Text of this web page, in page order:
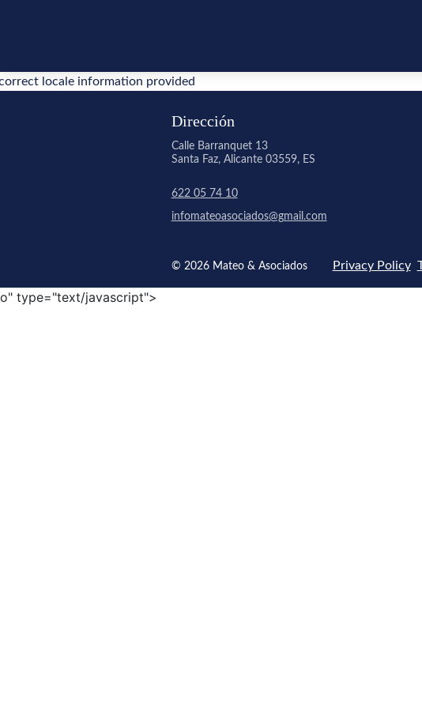
locale information provided
Dirección
Calle Barranquet 13
Santa Faz, Alicante 03559, ES
622 05 74 10
infomateoasociados@gmail.com
© 2026 Mateo & Asociados Privacy Policy
o" type="text/javascript">